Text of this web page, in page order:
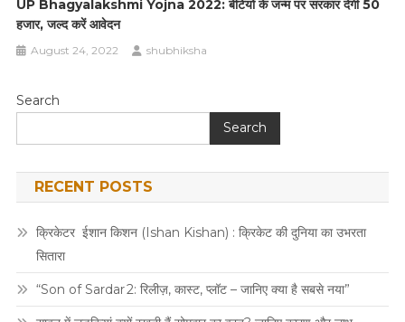
UP Bhagyalakshmi Yojna 2022: बेटियों के जन्म पर सरकार देगी 50
हजार, जल्द करें आवेदन
August 24, 2022 shubhiksha
Search
Search
RECENT POSTS
क्रिकेटर ईशान किशन (Ishan Kishan) : क्रिकेट की दुनिया का उभरता
सितारा
“Son of Sardar 2: रिलीज़, कास्ट, प्लॉट – जानिए क्या है सबसे नया”